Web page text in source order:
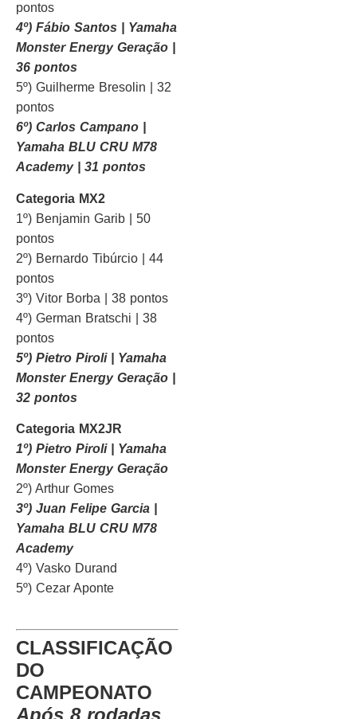
pontos
4º) Fábio Santos | Yamaha
Monster Energy Geração |
36 pontos
5º) Guilherme Bresolin | 32
pontos
6º) Carlos Campano |
Yamaha BLU CRU M78
Academy | 31 pontos
Categoria MX2
1º) Benjamin Garib | 50
pontos
2º) Bernardo Tibúrcio | 44
pontos
3º) Vitor Borba | 38 pontos
4º) German Bratschi | 38
pontos
5º) Pietro Piroli | Yamaha
Monster Energy Geração |
32 pontos
Categoria MX2JR
1º) Pietro Piroli | Yamaha
Monster Energy Geração
2º) Arthur Gomes
3º) Juan Felipe Garcia |
Yamaha BLU CRU M78
Academy
4º) Vasko Durand
5º) Cezar Aponte
CLASSIFICAÇÃO
DO
CAMPEONATO